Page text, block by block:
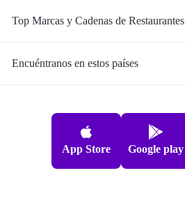
Top Marcas y Cadenas de Restaurantes
Encuéntranos en estos países
App Store Google play